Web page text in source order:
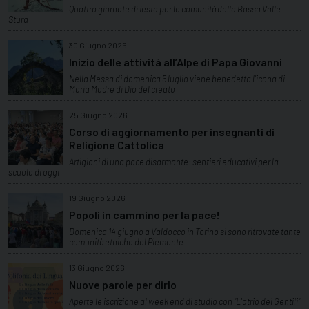
Quattro giornate di festa per le comunità della Bassa Valle
Stura
30 Giugno 2026
Inizio delle attività all’Alpe di Papa Giovanni
Nella Messa di domenica 5 luglio viene benedetta l’icona di
Maria Madre di Dio del creato
25 Giugno 2026
Corso di aggiornamento per insegnanti di
Religione Cattolica
Artigiani di una pace disarmante: sentieri educativi per la
scuola di oggi
19 Giugno 2026
Popoli in cammino per la pace!
Domenica 14 giugno a Valdocco in Torino si sono ritrovate tante
comunità etniche del Piemonte
13 Giugno 2026
Nuove parole per dirlo
Aperte le iscrizione al week end di studio con "L'atrio dei Gentili"